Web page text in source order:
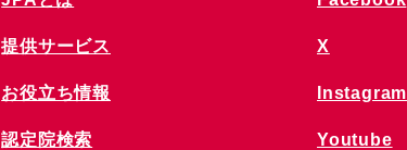
提供サービス
お役立ち情報
​認定院検索
X
Instagram
Youtube